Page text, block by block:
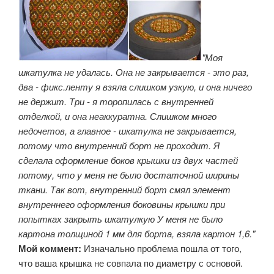
"Моя
шкатулка не удалась. Она не закрывается - это раз,
два - фикс.ленту я взяла слишком узкую, и она ничего
не держит. Три - я торопилась с внутренней
отделкой, и она неаккуратна. Слишком много
недочетов, а главное - шкатулка не закрывается,
потому что внутренний борт не проходит. Я
сделала оформление боков крышки из двух частей
потому, что у меня не было достаточной ширины
ткани. Так вот, внутренний борт смял элемент
внутреннего оформления боковины крышки при
попытках закрыть шкатулкую У меня не было
картона толщиной 1 мм для борта, взяла картон 1,6."
Мой коммент: Изначально проблема пошла от того,
что ваша крышка не совпала по диаметру с основой.